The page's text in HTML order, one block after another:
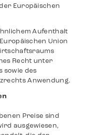
Europäischen
Aufenthalt
Union
Recht unter
sowie des
Anwendung.
Preise sind
ausgewiesen,